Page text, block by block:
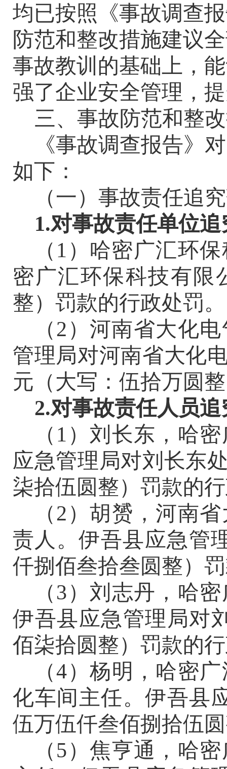
均已按照《事故调查
防范和整改措施建议
事故教训的基础上，
强了企业安全管理，
三、事故防范和整
《事故调查报告》
如下：
（一）事故责任追
1.对事故责任单位
（ 1）哈密广汇环
密广汇环保科技有限
整）罚款的行政处罚。
（2）河南省大化
管理局对河南省大化
元（大写：伍拾万圆
2.对事故责任人员
（ 1） 刘长东 ， 哈
应急管理局对刘长东
柒拾伍圆‌整） 罚款的
（2）胡赟，河南
责人。伊吾县应急管
仟捌佰叁拾叁圆整）
（3） 刘志丹， 哈
伊吾县应急管理局对
佰柒拾圆整） 罚款的
（4）杨明， 哈密
化车间主任。伊吾县
伍万伍仟叁佰捌拾伍
（5）焦亨通， 哈